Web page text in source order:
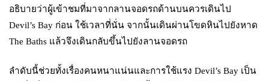
อธิบายว่าผู้เข้าชมที่มาจากลานจอดรถด้านบนควรเดินไป
Devil’s Bay ก่อน ใช้เวลาที่นั่น จากนั้นเดินผ่านโขดหินไปยังหาด
The Baths แล้วจึงเดินกลับขึ้นไปยังลานจอดรถ
ลำดับนี้ช่วยทั้งเรื่องคนหนาแน่นและการใช้แรง Devil’s Bay เป็น